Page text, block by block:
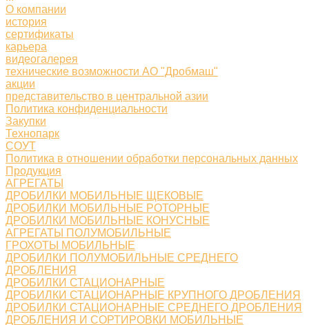
О компании
история
сертификаты
карьера
видеогалерея
технические возможности АО "Дробмаш"
акции
представительство в центральной азии
Политика конфиденциальности
Закупки
Технопарк
СОУТ
Политика в отношении обработки персональных данных
Продукция
АГРЕГАТЫ
ДРОБИЛКИ МОБИЛЬНЫЕ ЩЕКОВЫЕ
ДРОБИЛКИ МОБИЛЬНЫЕ РОТОРНЫЕ
ДРОБИЛКИ МОБИЛЬНЫЕ КОНУСНЫЕ
АГРЕГАТЫ ПОЛУМОБИЛЬНЫЕ
ГРОХОТЫ МОБИЛЬНЫЕ
ДРОБИЛКИ ПОЛУМОБИЛЬНЫЕ СРЕДНЕГО
ДРОБЛЕНИЯ
ДРОБИЛКИ СТАЦИОНАРНЫЕ
ДРОБИЛКИ СТАЦИОНАРНЫЕ КРУПНОГО ДРОБЛЕНИЯ
ДРОБИЛКИ СТАЦИОНАРНЫЕ СРЕДНЕГО ДРОБЛЕНИЯ
ДРОБЛЕНИЯ И СОРТИРОВКИ МОБИЛЬНЫЕ